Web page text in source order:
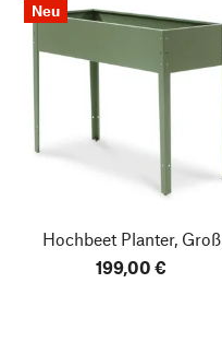
Neu
Hochbeet Planter, Groß
199,00 €